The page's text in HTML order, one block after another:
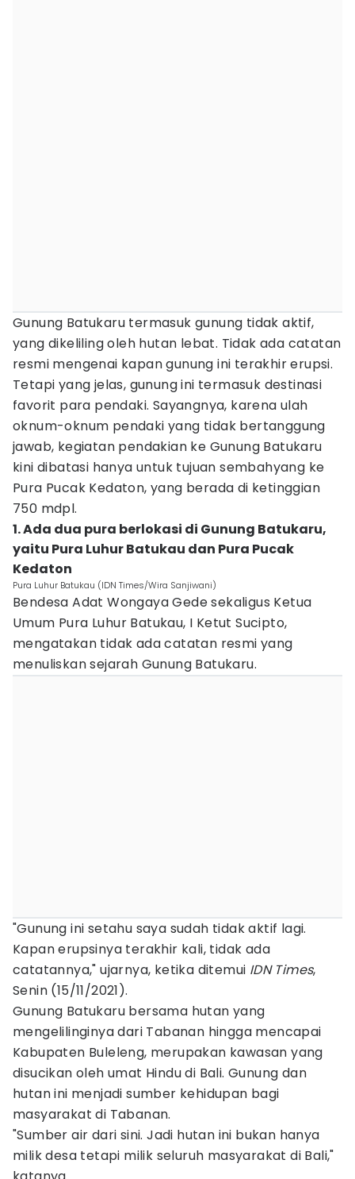
Gunung Batukaru termasuk gunung tidak aktif,
yang dikeliling oleh hutan lebat. Tidak ada catatan
resmi mengenai kapan gunung ini terakhir erupsi.
Tetapi yang jelas, gunung ini termasuk destinasi
favorit para pendaki. Sayangnya, karena ulah
oknum-oknum pendaki yang tidak bertanggung
jawab, kegiatan pendakian ke Gunung Batukaru
kini dibatasi hanya untuk tujuan sembahyang ke
Pura Pucak Kedaton, yang berada di ketinggian
750 mdpl.
1. Ada dua pura berlokasi di Gunung Batukaru,
yaitu Pura Luhur Batukau dan Pura Pucak
Kedaton
Pura Luhur Batukau (IDN Times/Wira Sanjiwani)
Bendesa Adat Wongaya Gede sekaligus Ketua
Umum Pura Luhur Batukau, I Ketut Sucipto,
mengatakan tidak ada catatan resmi yang
menuliskan sejarah Gunung Batukaru.
"Gunung ini setahu saya sudah tidak aktif lagi.
Kapan erupsinya terakhir kali, tidak ada
catatannya," ujarnya, ketika ditemui IDN Times,
Senin (15/11/2021).
Gunung Batukaru bersama hutan yang
mengelilinginya dari Tabanan hingga mencapai
Kabupaten Buleleng, merupakan kawasan yang
disucikan oleh umat Hindu di Bali. Gunung dan
hutan ini menjadi sumber kehidupan bagi
masyarakat di Tabanan.
"Sumber air dari sini. Jadi hutan ini bukan hanya
milik desa tetapi milik seluruh masyarakat di Bali,"